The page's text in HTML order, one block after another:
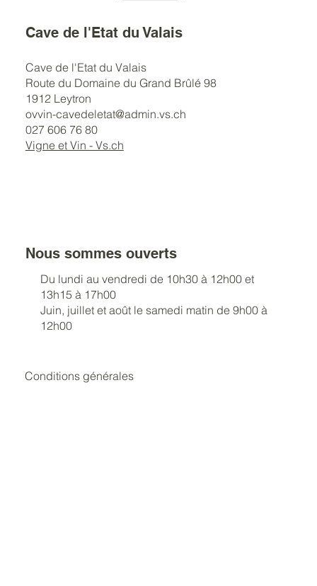
Cave de l'Etat du Valais
Cave de l'Etat du Valais
Route du Domaine du Grand Brûlé 98
1912 Leytron
ovvin-cavedeletat@admin.vs.ch
027 606 76 80
Vigne et Vin - Vs.ch
Nous sommes ouverts
Du lundi au vendredi de 10h30 à 12h00 et
13h15 à 17h00
Juin, juillet et août le samedi matin de 9h00 à
12h00
Conditions générales